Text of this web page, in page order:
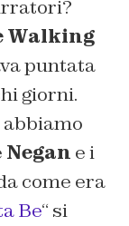
Walking
puntata
giorni.
Negan e i
come era
Be“ si